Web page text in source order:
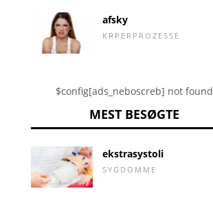
afsky
KRPERPROZESSE
$config[ads_neboscreb] not found
MEST BESØGTE
ekstrasystoli
SYGDOMME